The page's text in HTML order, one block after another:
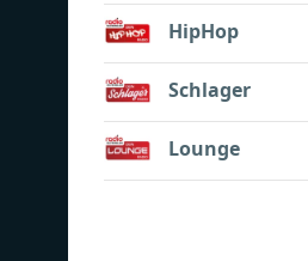
HipHop
Schlager
Lounge